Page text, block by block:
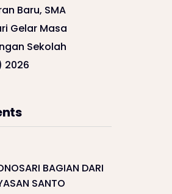
Baru, SMA
Gelar Masa
Sekolah
2026
BAGIAN DARI
SANTO